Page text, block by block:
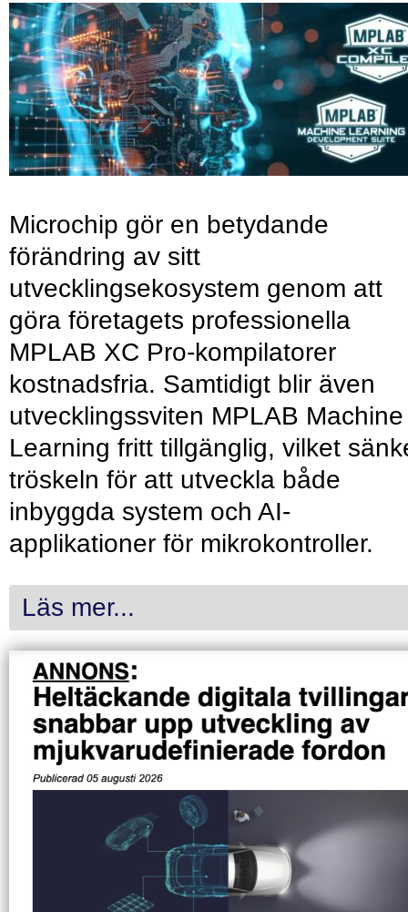
Microchip gör en betydande
förändring av sitt
utvecklingsekosystem genom att
göra företagets professionella
MPLAB XC Pro-kompilatorer
kostnadsfria. Samtidigt blir även
utvecklingssviten MPLAB Machine
Learning fritt tillgänglig, vilket
tröskeln för att utveckla både
inbyggda system och AI-
applikationer för mikrokontroller.
Läs mer...